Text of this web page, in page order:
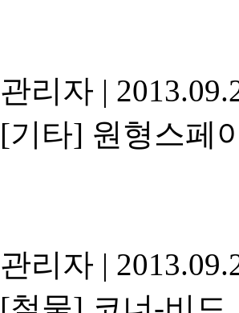
관리자 |
[기타] 원형스페
관리자 |